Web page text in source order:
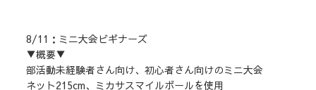
8/11：ミニ大会ビギナーズ
▼概要▼
部活動未経験者さん向け、初心者さん向けのミニ大会
ネット215cm、ミカサスマイルボールを使用